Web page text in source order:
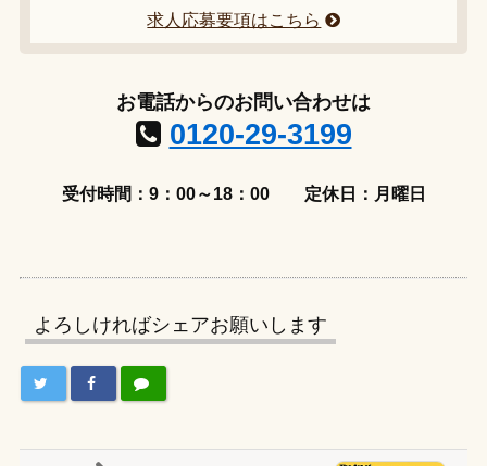
求人応募要項はこちら
お電話からのお問い合わせは
0120-29-3199
受付時間：9：00～18：00 定休日：月曜日
よろしければシェアお願いします